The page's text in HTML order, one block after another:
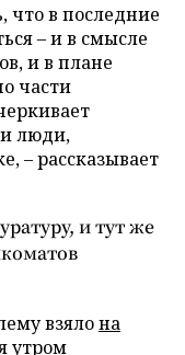
что в последние
– и в смысле
и в плане
части
люди,
– рассказывает
и тут же
взялона
утром